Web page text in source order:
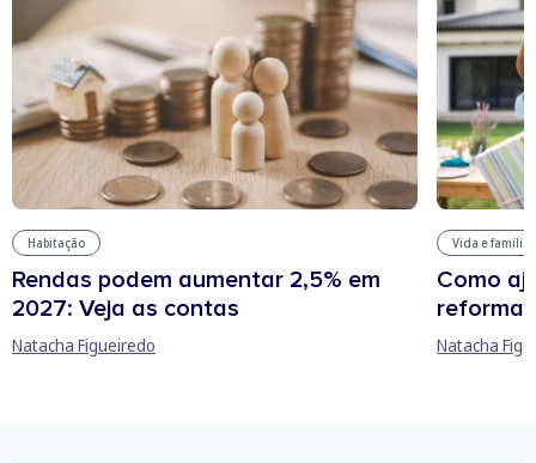
Habitação
Rendas podem aumentar 2,5% em
2027: Veja as contas
Natacha Figueiredo
Vida e família
Como
reforma
Natacha